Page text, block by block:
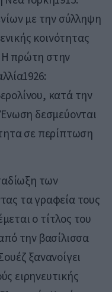
με την σύλληψη
κοινότητας
Η πρώτη στην
κατά την
Ένωση δεσμεύονται
σε περίπτωση
των
τα γραφεία τους
ο τίτλος του
την βασίλισσα
ξανανοίγει
ειρηνευτικής